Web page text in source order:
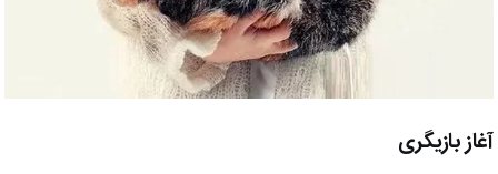
آغاز بازیگری